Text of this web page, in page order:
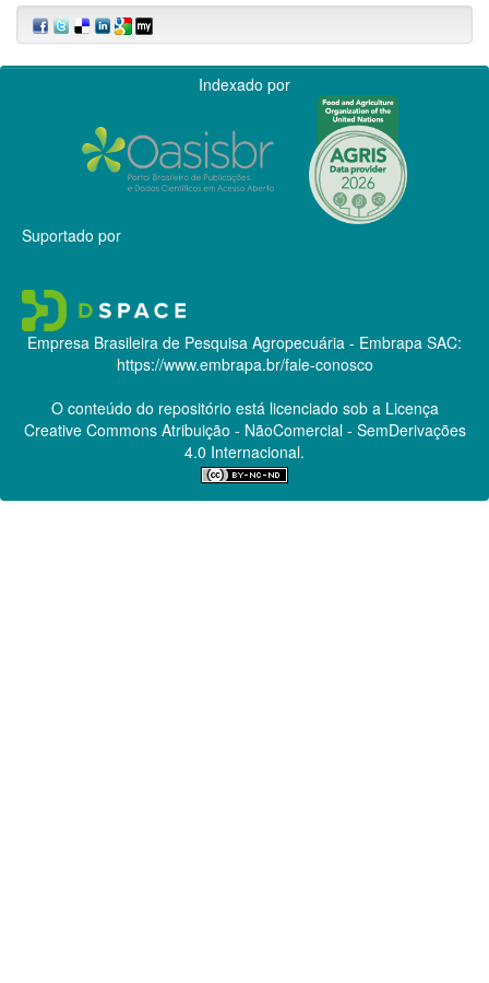
Indexado por
Suportado por
Empresa Brasileira de Pesquisa Agropecuária - Embrapa SAC:
https://www.embrapa.br/fale-conosco
O conteúdo do repositório está licenciado sob a Licença
Creative CommonsAtribuição - NãoComercial - SemDerivações
4.0 Internacional.